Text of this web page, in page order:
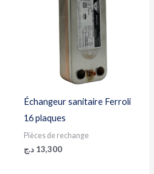
Échangeur sanitaire Ferroli
16 plaques
Pièces de rechange
13,300 د.ج